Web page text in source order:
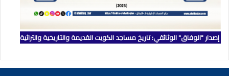
إصدار "الوفاق" الوثائقي: تاريخ مساجد الكويت القديمة والتاريخية والتراثية